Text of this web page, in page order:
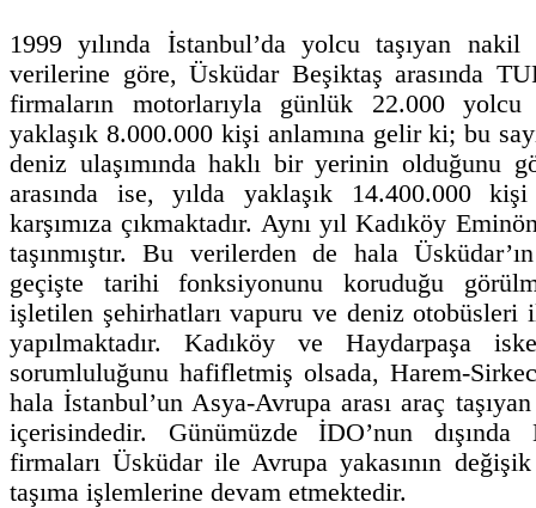
1999 yılında İstanbul’da yolcu taşıyan nakil
verilerine göre, Üsküdar Beşiktaş arasında
firmaların motorlarıyla günlük 22.000 yolcu
yaklaşık 8.000.000 kişi anlamına gelir ki; bu
deniz ulaşımında haklı bir yerinin olduğunu
arasında ise, yılda yaklaşık 14.400.000
karşımıza çıkmaktadır. Aynı yıl Kadıköy
taşınmıştır. Bu verilerden de hala
geçişte tarihi fonksiyonunu koruduğu
işletilen şehirhatları vapuru ve deniz otobüsleri
yapılmaktadır. Kadıköy ve Haydarpaşa
sorumluluğunu hafifletmiş olsada, Harem-
hala İstanbul’un Asya-Avrupa arası araç
içerisindedir. Günümüzde İDO’nun
firmaları Üsküdar ile Avrupa yakasının
taşıma işlemlerine devam etmektedir.